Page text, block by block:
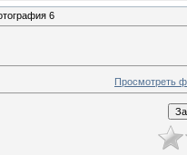
6
Просмотреть